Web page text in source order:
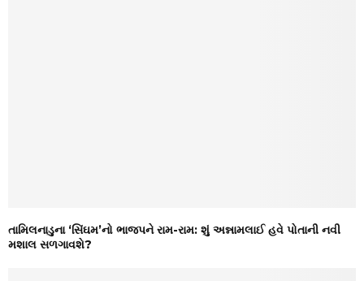
તામિલનાડુના ‘સિંઘમ’નો ભાજપને રામ-રામ: શું અન્નામલાઈ હવે પોતાની નવી
મશાલ સળગાવશે?